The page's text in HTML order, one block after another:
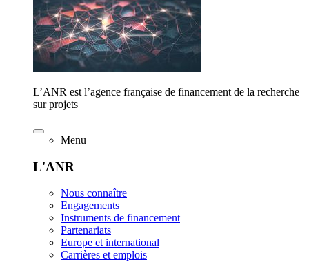
L’ANR est l’agence française de financement de la recherche
sur projets
Menu
L'ANR
Nous connaître
Engagements
Instruments de financement
Partenariats
Europe et international
Carrières et emplois